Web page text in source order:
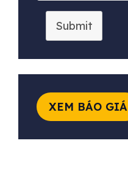
Submit
XEM BÁO GIÁ